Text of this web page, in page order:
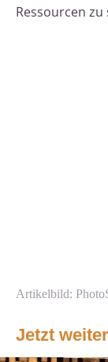
Ressourcen
Artikelbild:
Jetzt